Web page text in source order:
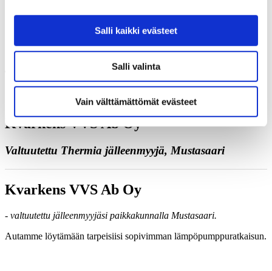
Salli kaikki evästeet
Salli valinta
Vain välttämättömät evästeet
Varaa kartoituskäynti
Kvarkens VVS Ab Oy
Valtuutettu Thermia jälleenmyyjä, Mustasaari
Kvarkens VVS Ab Oy
- valtuutettu jälleenmyyjäsi paikkakunnalla Mustasaari.
Autamme löytämään tarpeisiisi sopivimman lämpöpumppuratkaisun.